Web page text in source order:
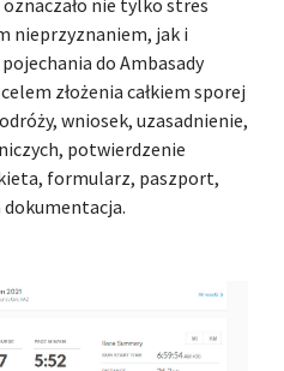
nieprzyznaniem, jak i
do Ambasady
złożenia całkiem sporej
wniosek, uzasadnienie,
potwierdzenie
formularz, paszport,